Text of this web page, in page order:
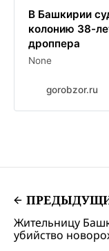
В Башкирии
колонию 38-
дроппера
None
gorobzor.ru
Жительницу
убийство